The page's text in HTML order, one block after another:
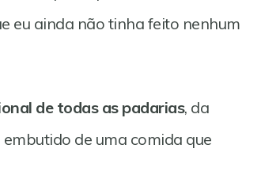
eu ainda não tinha feito nenhum
de todas as padarias, da
de uma comida que